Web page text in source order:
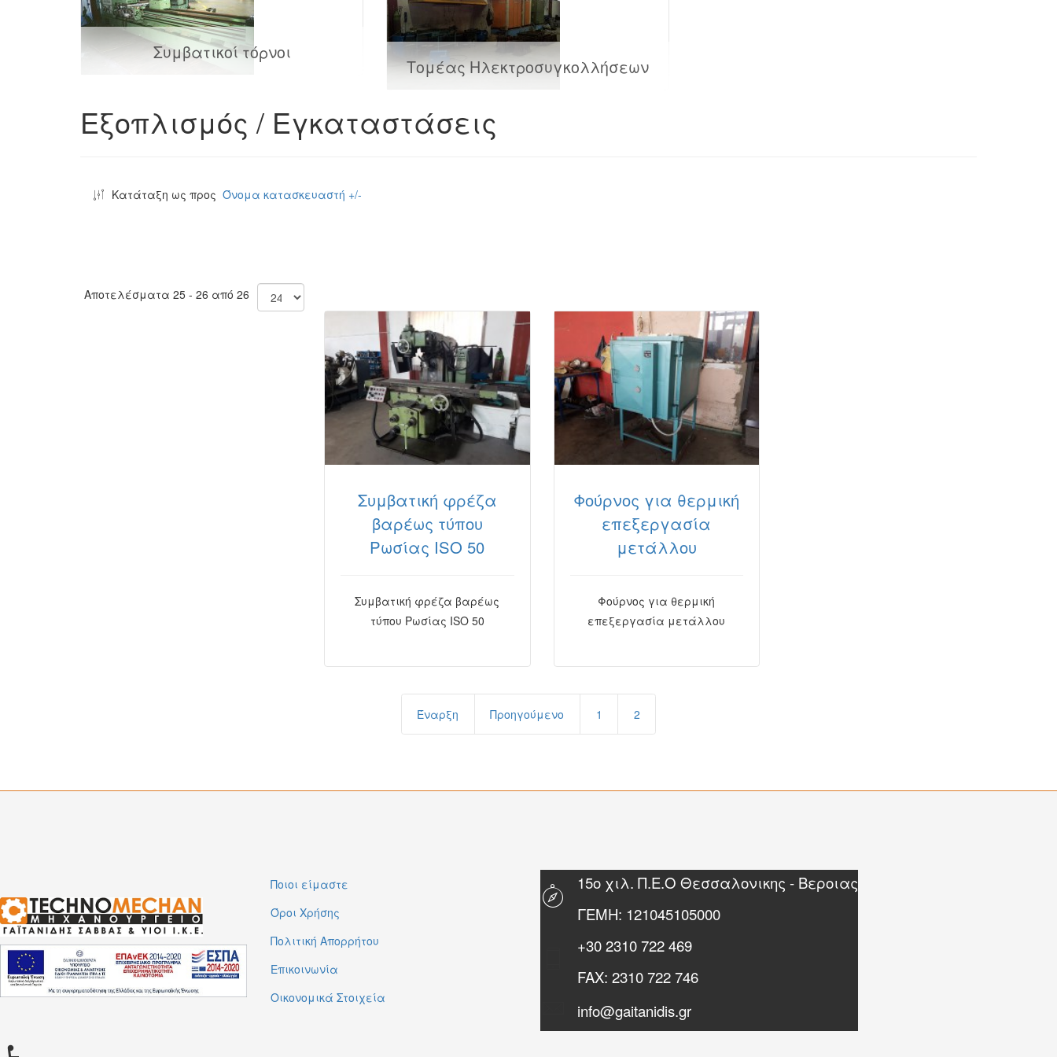
Συμβατικοί τόρνοι
Τομέας Ηλεκτροσυγκολλήσεων
Εξοπλισμός / Εγκαταστάσεις
Κατάταξη ως προς Όνομα κατασκευαστή +/-
Αποτελέσματα 25 - 26 από 26
Συμβατική φρέζα
βαρέως τύπου
Ρωσίας ISO 50
Συμβατική φρέζα βαρέως
τύπου Ρωσίας ISO 50
Φούρνος για θερμική
επεξεργασία
μετάλλου
Φούρνος για θερμική
επεξεργασία μετάλλου
Έναρξη Προηγούμενο 1 2
Ποιοι είμαστε
Όροι Χρήσης
Πολιτική Απορρήτου
Επικοινωνία
Οικονομικά Στοιχεία
15ο χιλ. Π.Ε.Ο Θεσσαλονικης - Βεροιας
ΓΕΜΗ: 121045105000
+302310 722 469
FAX: 2310 722 746
info@gaitanidis.gr